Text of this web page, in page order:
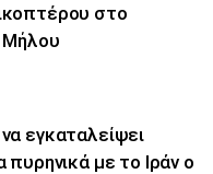
στο
Μήλου
εγκαταλείψει
πυρηνικά με το Ιράν ο